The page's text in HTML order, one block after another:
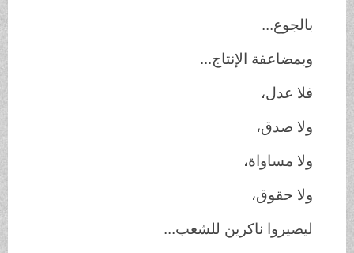
بالجوع...
وبمضاعفة الإنتاج...
فلا عدل،
ولا صدق،
ولا مساواة،
ولا حقوق،
ليصيروا ناكرين للشعب...